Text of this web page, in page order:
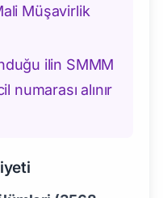
Müşavirlik
ilin SMMM
numarası alınır